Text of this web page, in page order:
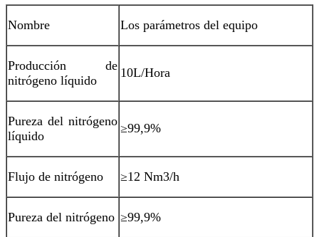
Nombre Los parámetros del equipo
Producción de
nitrógeno líquido
10L/Hora
Pureza del nitrógeno
líquido
≥99,9%
Flujo de nitrógeno ≥12 Nm3/h
Pureza del nitrógeno ≥99,9%